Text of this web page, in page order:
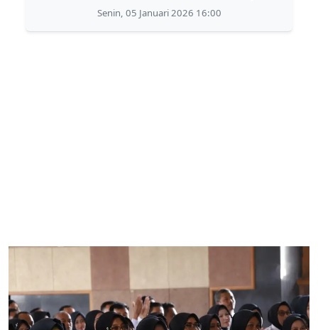
Senin, 05 Januari 2026 16:00